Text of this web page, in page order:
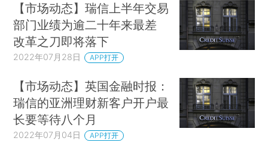
【市场动态】瑞信上半年交易
部门业绩为逾二十年来最差
改革之刀即将落下
2022年07月28日 APP打开
【市场动态】英国金融时报：
瑞信的亚洲理财新客户开户最
长要等待八个月
2022年07月04日 APP打开